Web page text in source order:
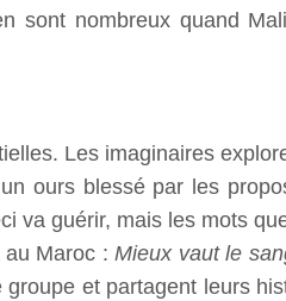
sont nombreux quand
Les imaginaires
ours blessé par les
va guérir, mais les mots
au Maroc :Mieux vaut le
et partagent leurs